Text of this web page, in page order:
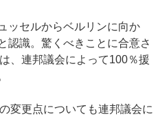
ッセルからベルリンに向か
認識。驚くべきことに合意さ
、連邦議会によって100％援
変更点についても連邦議会に